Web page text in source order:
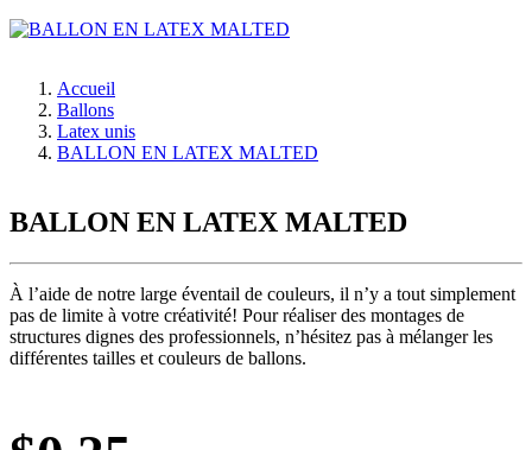
Accueil
Ballons
Latex unis
BALLON EN LATEX MALTED
BALLON EN LATEX MALTED
À l’aide de notre large éventail de couleurs, il n’y a tout simplement
pas de limite à votre créativité! Pour réaliser des montages de
structures dignes des professionnels, n’hésitez pas à mélanger les
différentes tailles et couleurs de ballons.